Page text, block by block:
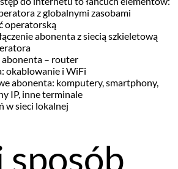
z globalnymi zasobami
operatorską
abonenta z siecią szkieletową
abonenta – router
okablowanie i WiFi
abonenta: komputery, smartphony,
IP, inne terminale
w sieci lokalnej